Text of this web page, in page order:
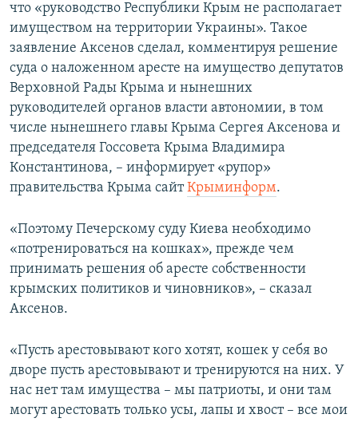
что «руководство Республики Крым не располагает
имуществом на территории Украины». Такое
заявление Аксенов сделал, комментируя решение
суда о наложенном аресте на имущество депутатов
Верховной Рады Крыма и нынешних
руководителей органов власти автономии, в том
числе нынешнего главы Крыма Сергея Аксенова и
председателя Госсовета Крыма Владимира
Константинова, – информирует «рупор»
правительства Крыма сайтКрыминформ.
«Поэтому Печерскому суду Киева необходимо
«потренироваться на кошках», прежде чем
принимать решения об аресте собственности
крымских политиков и чиновников», – сказал
Аксенов.
«Пусть арестовывают кого хотят, кошек у себя во
дворе пусть арестовывают и тренируются на них. У
нас нет там имущества – мы патриоты, и они там
могут арестовать только усы, лапы и хвост – все мои